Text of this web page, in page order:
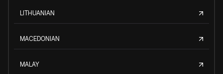
LITHUANIAN
MACEDONIAN
MALAY